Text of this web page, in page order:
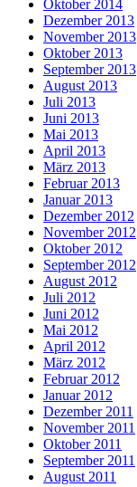
Oktober 2014
Dezember 2013
November 2013
Oktober 2013
September 2013
August 2013
Juli 2013
Juni 2013
Mai 2013
April 2013
März 2013
Februar 2013
Januar 2013
Dezember 2012
November 2012
Oktober 2012
September 2012
August 2012
Juli 2012
Juni 2012
Mai 2012
April 2012
März 2012
Februar 2012
Januar 2012
Dezember 2011
November 2011
Oktober 2011
September 2011
August 2011